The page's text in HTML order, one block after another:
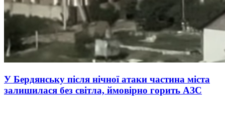
У Бердянську після нічної атаки частина міста
залишилася без світла, ймовірно горить АЗС